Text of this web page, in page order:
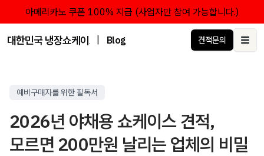
아메리카노 쿠폰 100% 지급 (사업자만 참여 가능합니다.)
대한민국 냉장쇼케이스 점유율 1위 브랜드 한성쇼케이스
Blog 견적문의
예비구매자를 위한 필독서
2026년 야채용 쇼케이스 견적,
모르면 200만원 날리는 업체의 비밀